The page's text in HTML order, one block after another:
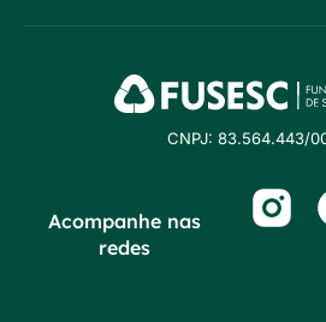
CNPJ: 83.564.443/
Acompanhe nas
redes